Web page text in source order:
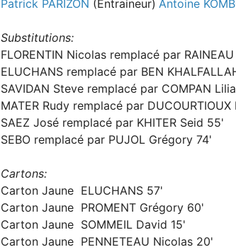
Patrick PARIZON (Entraineur) Antoine
Substitutions:
FLORENTIN Nicolas remplacé par
ELUCHANS remplacé par BEN
SAVIDAN Steve remplacé par COMPAN
MATER Rudy remplacé par
SAEZ José remplacé par KHITER Seid 55'
SEBO remplacé par PUJOL Grégory 74'
Cartons:
Carton Jaune ELUCHANS 57'
Carton Jaune PROMENT Grégory 60'
Carton Jaune SOMMEIL David 15'
Carton Jaune PENNETEAU Nicolas 20'